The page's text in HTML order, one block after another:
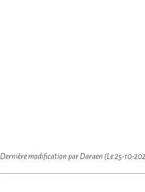
Dernière modification par Daraen (Le 25-10-